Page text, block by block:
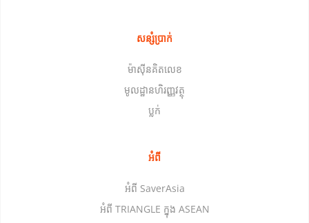
សន្សំប្រាក់
ម៉ាស៊ីនគិតលេខ
មូលដ្ឋានហិរញ្ញវត្ថុ
ប្លក់
អំពី
អំពី SaverAsia
អំពី TRIANGLE ក្នុង ASEAN